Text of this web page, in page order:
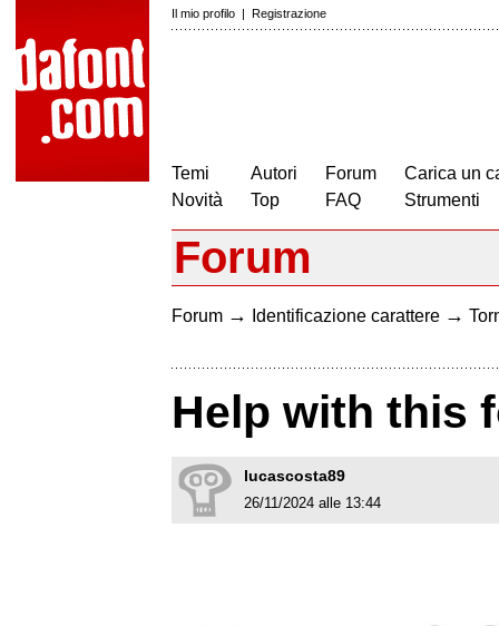
Il mio profilo | Registrazione
Temi
Novità
Autori
Top
Forum
FAQ
Carica un
Strumenti
Forum
Forum → Identificazione carattere →
Help with this
lucascosta89
26/11/2024 alle 13:44